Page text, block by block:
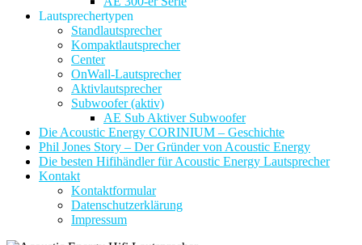
Lautsprechertypen
Standlautsprecher
Kompaktlautsprecher
Center
OnWall-Lautsprecher
Aktivlautsprecher
Subwoofer (aktiv)
AE Sub Aktiver Subwoofer
Die Acoustic Energy CORINIUM – Geschichte
Phil Jones Story – Der Gründer von Acoustic Energy
Die besten Hifihändler für Acoustic Energy Lautsprecher
Kontakt
Kontaktformular
Datenschutzerklärung
Impressum